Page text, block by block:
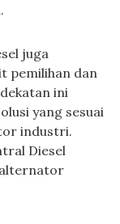
juga
pemilihan dan
ini
yang sesuai
industri.
Diesel